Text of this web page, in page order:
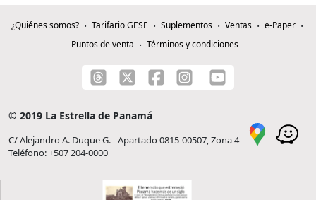
¿Quiénes somos? Tarifario GESE Suplementos Ventas
e-Paper
Puntos de venta
Términos y condiciones
© 2019 La Estrella de Panamá
C/ Alejandro A. Duque G. - Apartado 0815-00507, Zona 4
Teléfono: +507 204-0000